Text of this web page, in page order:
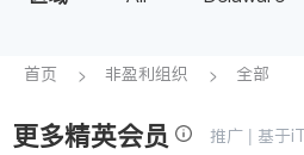
教育
非盈利组织
首页 非盈利组织 全部
更多精英会员 推广 | 基于